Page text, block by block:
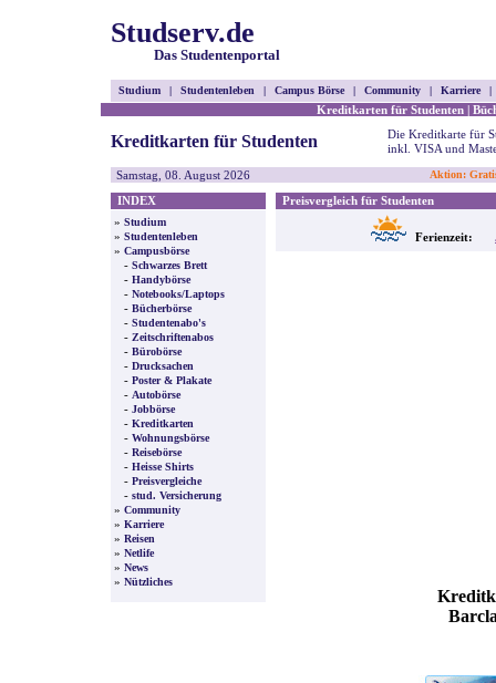
Studserv.de
Das Studentenportal
Studium | Studentenleben | Campus Börse | Community | Karriere |
Kreditkarten für Studenten |
Kreditkarten für Studenten
Die Kreditkarte für
inkl. VISA und
Samstag, 08. August 2026
Aktion:
INDEX
» Studium
» Studentenleben
» Campusbörse
- Schwarzes Brett
- Handybörse
- Notebooks/Laptops
- Bücherbörse
- Studentenabo's
- Zeitschriftenabos
- Bürobörse
- Drucksachen
- Poster & Plakate
- Autobörse
- Jobbörse
- Kreditkarten
- Wohnungsbörse
- Reisebörse
- Heisse Shirts
- Preisvergleiche
- stud. Versicherung
» Community
» Karriere
» Reisen
» Netlife
» News
» Nützliches
Preisvergleich für Studenten
Ferienzeit: